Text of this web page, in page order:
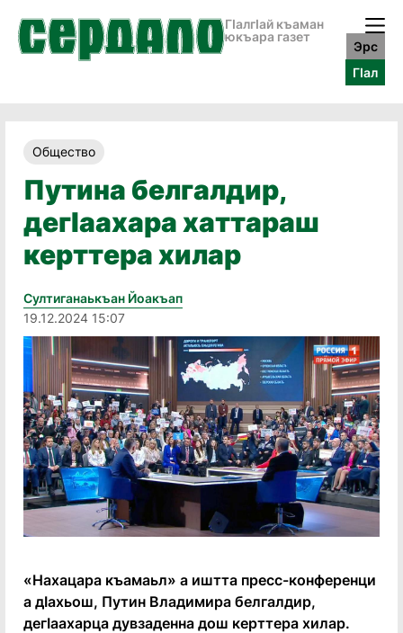
ГӀалгӀай къаман
юкъара газет
Эрс
ГӀал
Общество
Путина белгалдир,
дегӀаахара хаттараш
керттера хилар
Султиганаькъан Йоакъап
19.12.2024 15:07
«Нахацара къамаьл» а иштта пресс-конференци
а дӀахьош, Путин Владимира белгалдир,
дегӀаахарца дувзаденна дош керттера хилар.